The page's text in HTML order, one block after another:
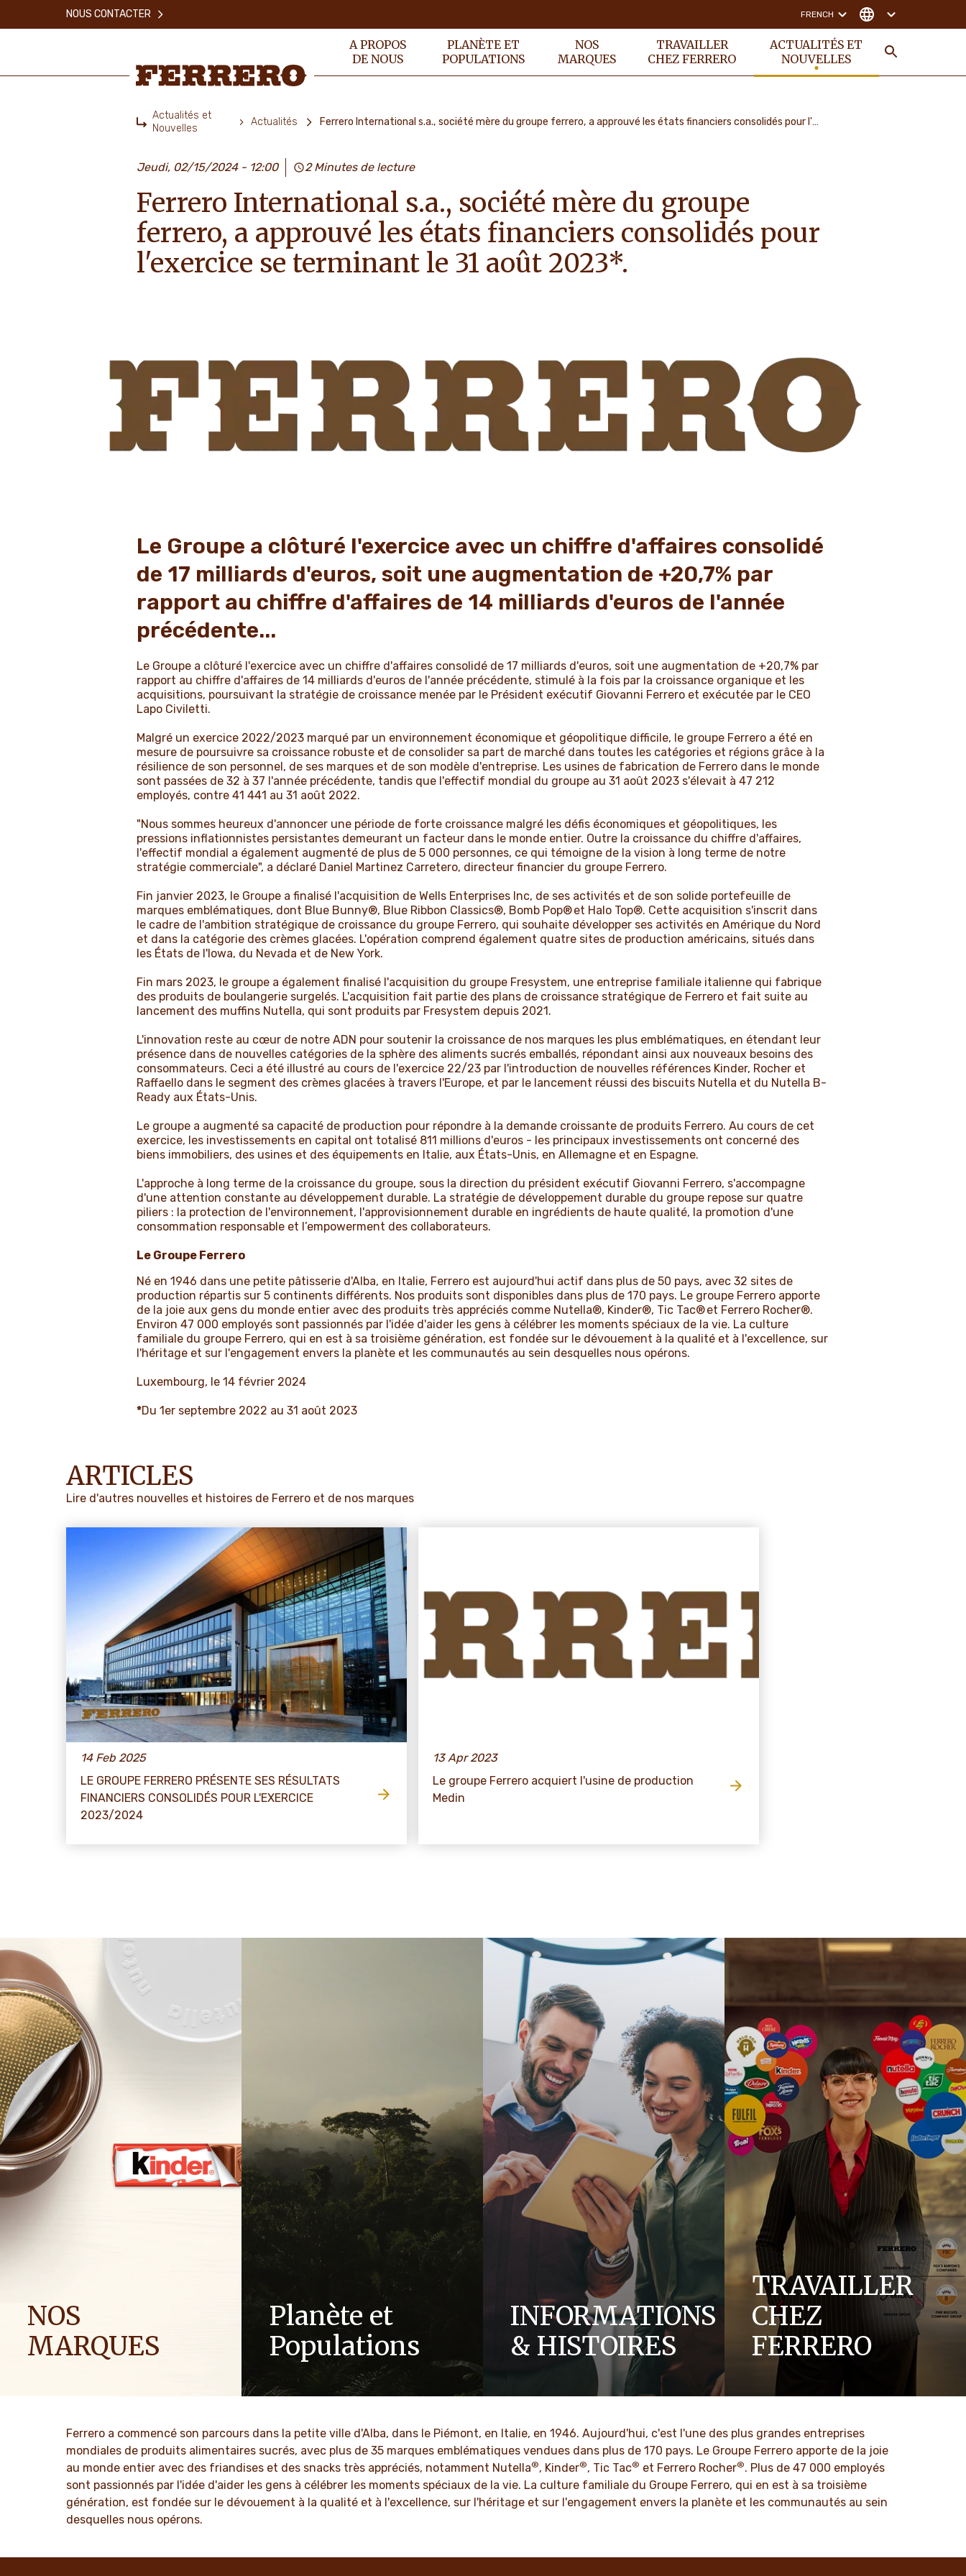
A PROPOS
DE NOUS
PLANÈTE ET
POPULATIONS
NOS
MARQUES
TRAVAILLER
CHEZ FERRERO
ACTUALITÉS ET
NOUVELLES
NOUS CONTACTER FRENCH
Home
Actualités et
Nouvelles
Actualités Ferrero International s.a., société mère du groupe ferrero, a approuvé les états financiers consolidés pour l'exercice se terminant le 31 août 2023
Jeudi, 02/15/2024 - 12:00 2 Minutes de lecture
Ferrero International s.a., société mère du groupe
ferrero, a approuvé les états financiers consolidés pour
l'exercice se terminant le 31 août 2023*.
Le Groupe a clôturé l'exercice avec un chiffre d'affaires consolidé
de 17 milliards d'euros, soit une augmentation de +20,7% par
rapport au chiffre d'affaires de 14 milliards d'euros de l'année
précédente...
Le Groupe a clôturé l'exercice avec un chiffre d'affaires consolidé de 17 milliards d'euros, soit une augmentation de +20,7% par
rapport au chiffre d'affaires de 14 milliards d'euros de l'année précédente, stimulé à la fois par la croissance organique et les
acquisitions, poursuivant la stratégie de croissance menée par le Président exécutif Giovanni Ferrero et exécutée par le CEO
Lapo Civiletti.
Malgré un exercice 2022/2023 marqué par un environnement économique et géopolitique difficile, le groupe Ferrero a été en
mesure de poursuivre sa croissance robuste et de consolider sa part de marché dans toutes les catégories et régions grâce à la
résilience de son personnel, de ses marques et de son modèle d'entreprise. Les usines de fabrication de Ferrero dans le monde
sont passées de 32 à 37 l'année précédente, tandis que l'effectif mondial du groupe au 31 août 2023 s'élevait à 47 212
employés, contre 41 441 au 31 août 2022.
"Nous sommes heureux d'annoncer une période de forte croissance malgré les défis économiques et géopolitiques, les
pressions inflationnistes persistantes demeurant un facteur dans le monde entier. Outre la croissance du chiffre d'affaires,
l'effectif mondial a également augmenté de plus de 5 000 personnes, ce qui témoigne de la vision à long terme de notre
stratégie commerciale", a déclaré Daniel Martinez Carretero, directeur financier du groupe Ferrero.
Fin janvier 2023, le Groupe a finalisé l'acquisition de Wells Enterprises Inc, de ses activités et de son solide portefeuille de
marques emblématiques, dont Blue Bunny®, Blue Ribbon Classics®, Bomb Pop® et Halo Top®. Cette acquisition s'inscrit dans
le cadre de l'ambition stratégique de croissance du groupe Ferrero, qui souhaite développer ses activités en Amérique du Nord
et dans la catégorie des crèmes glacées. L'opération comprend également quatre sites de production américains, situés dans
les États de l'Iowa, du Nevada et de New York.
Fin mars 2023, le groupe a également finalisé l'acquisition du groupe Fresystem, une entreprise familiale italienne qui fabrique
des produits de boulangerie surgelés. L'acquisition fait partie des plans de croissance stratégique de Ferrero et fait suite au
lancement des muffins Nutella, qui sont produits par Fresystem depuis 2021.
L'innovation reste au cœur de notre ADN pour soutenir la croissance de nos marques les plus emblématiques, en étendant leur
présence dans de nouvelles catégories de la sphère des aliments sucrés emballés, répondant ainsi aux nouveaux besoins des
consommateurs. Ceci a été illustré au cours de l'exercice 22/23 par l'introduction de nouvelles références Kinder, Rocher et
Raffaello dans le segment des crèmes glacées à travers l'Europe, et par le lancement réussi des biscuits Nutella et du Nutella B-
Ready aux États-Unis.
Le groupe a augmenté sa capacité de production pour répondre à la demande croissante de produits Ferrero. Au cours de cet
exercice, les investissements en capital ont totalisé 811 millions d'euros - les principaux investissements ont concerné des
biens immobiliers, des usines et des équipements en Italie, aux États-Unis, en Allemagne et en Espagne.
L'approche à long terme de la croissance du groupe, sous la direction du président exécutif Giovanni Ferrero, s'accompagne
d'une attention constante au développement durable. La stratégie de développement durable du groupe repose sur quatre
piliers : la protection de l'environnement, l'approvisionnement durable en ingrédients de haute qualité, la promotion d'une
consommation responsable et l’empowerment des collaborateurs.
Le Groupe Ferrero
Né en 1946 dans une petite pâtisserie d'Alba, en Italie, Ferrero est aujourd'hui actif dans plus de 50 pays, avec 32 sites de
production répartis sur 5 continents différents. Nos produits sont disponibles dans plus de 170 pays. Le groupe Ferrero apporte
de la joie aux gens du monde entier avec des produits très appréciés comme Nutella®, Kinder®, Tic Tac® et Ferrero Rocher®.
Environ 47 000 employés sont passionnés par l'idée d'aider les gens à célébrer les moments spéciaux de la vie. La culture
familiale du groupe Ferrero, qui en est à sa troisième génération, est fondée sur le dévouement à la qualité et à l'excellence, sur
l'héritage et sur l'engagement envers la planète et les communautés au sein desquelles nous opérons.
Luxembourg, le 14 février 2024
*Du 1er septembre 2022 au 31 août 2023
ARTICLES
Lire d'autres nouvelles et histoires de Ferrero et de nos marques
14 Feb 2025
LE GROUPE FERRERO PRÉSENTE SES RÉSULTATS
FINANCIERS CONSOLIDÉS POUR L'EXERCICE
2023/2024
13 Apr 2023
Le groupe Ferrero acquiert l'usine de production
Medin
NOS
MARQUES
EN SAVOIR PLUS
Planète et
Populations
En tant qu'entreprise familiale, des
valeurs telles que le respect, l'intégrité
EN SAVOIR PLUS
INFORMATIONS
& HISTOIRES
TRAVAILLER
CHEZ
FERRERO
Loved by generations, crafted by you.
Ferrero a commencé son parcours dans la petite ville d'Alba, dans le Piémont, en Italie, en 1946. Aujourd'hui, c'est l'une des plus grandes entreprises
mondiales de produits alimentaires sucrés, avec plus de 35 marques emblématiques vendues dans plus de 170 pays. Le Groupe Ferrero apporte de la joie
au monde entier avec des friandises et des snacks très appréciés, notamment Nutella®, Kinder®, Tic Tac® et Ferrero Rocher®. Plus de 47 000 employés
sont passionnés par l'idée d'aider les gens à célébrer les moments spéciaux de la vie. La culture familiale du Groupe Ferrero, qui en est à sa troisième
génération, est fondée sur le dévouement à la qualité et à l'excellence, sur l'héritage et sur l'engagement envers la planète et les communautés au sein
desquelles nous opérons.